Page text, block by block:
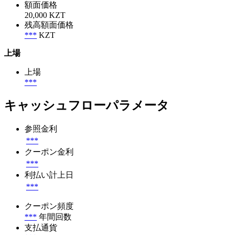
額面価格
20,000 KZT
残高額面価格
*** KZT
上場
上場
***
キャッシュフローパラメータ
参照金利
***
クーポン金利
***
利払い計上日
***
クーポン頻度
*** 年間回数
支払通貨